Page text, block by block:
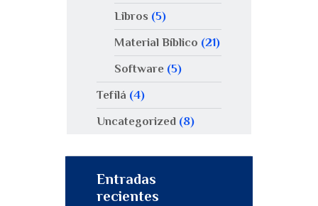
Libros (5)
Material Bíblico (21)
Software(5)
Tefilá (4)
Uncategorized (8)
Entradas
recientes